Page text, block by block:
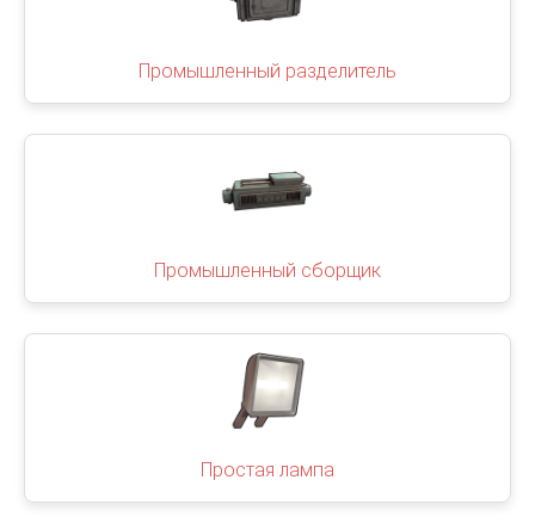
Промышленный разделитель
Промышленный сборщик
Простая лампа